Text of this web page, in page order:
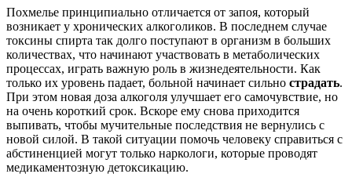
Похмелье принципиально отличается от запоя, который
возникает у хронических алкоголиков. В последнем случае
токсины спирта так долго поступают в организм в больших
количествах, что начинают участвовать в метаболических
процессах, играть важную роль в жизнедеятельности. Как
только их уровень падает, больной начинает сильно страдать.
При этом новая доза алкоголя улучшает его самочувствие, но
на очень короткий срок. Вскоре ему снова приходится
выпивать, чтобы мучительные последствия не вернулись с
новой силой. В такой ситуации помочь человеку справиться с
абстиненцией могут только наркологи, которые проводят
медикаментозную детоксикацию.